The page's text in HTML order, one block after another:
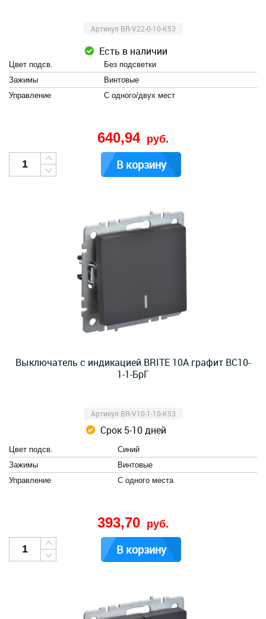
Артикул BR-V22-0-10-K53
Есть в наличии
Цвет подсв.
Без подсветки
Зажимы
Винтовые
Управление
С одного/двух мест
640,94 руб.
В корзину
Выключатель с индикацией BRITE 10А графит ВС10-
1-1-БрГ
Артикул BR-V10-1-10-K53
Срок 5-10 дней
Цвет подсв.
Синий
Зажимы
Винтовые
Управление
С одного места
393,70 руб.
В корзину